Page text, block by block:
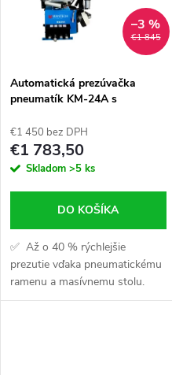
€1 845
–3 %
Automatická prezúvačka
pneumatík KM-24A s
€1 450 bez DPH
€1 783,50
Skladom >5 ks
DO KOŠÍKA
✅ Až o 40 % rýchlejšie
prezutie vďaka pneumatickému
ramenu a masívnemu stolu.
✅ Žiadne poškriabanie ráfkov